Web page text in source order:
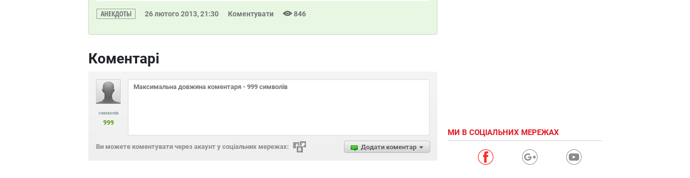
АНЕКДОТЫ 26 лютого 2013, 21:30 Коментувати 846
Коментарі
символів
999
Додати коментар
Ви можете коментувати через акаунт у соціальних мережах:
МИ В СОЦІАЛЬНИХ МЕРЕЖАХ